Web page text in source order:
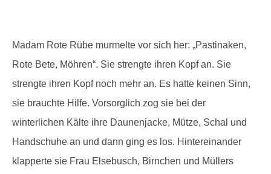
Madam Rote Rübe murmelte vor sich her: „Pastinaken,
Rote Bete, Möhren“. Sie strengte ihren Kopf an. Sie
strengte ihren Kopf noch mehr an. Es hatte keinen Sinn,
sie brauchte Hilfe. Vorsorglich zog sie bei der
winterlichen Kälte ihre Daunenjacke, Mütze, Schal und
Handschuhe an und dann ging es los. Hintereinander
klapperte sie Frau Elsebusch, Birnchen und Müllers